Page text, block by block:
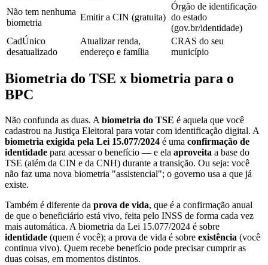
Não tem nenhuma
biometria
Emitir a CIN (gratuita)
Órgão de identificação
do estado
(gov.br/identidade)
CadÚnico
desatualizado
Atualizar renda,
endereço e família
CRAS do seu
município
Biometria do TSE x biometria para o
BPC
Não confunda as duas. A biometria do TSE é aquela que você
cadastrou na Justiça Eleitoral para votar com identificação digital. A
biometria exigida pela Lei 15.077/2024 é uma confirmação de
identidade para acessar o benefício — e ela aproveita a base do
TSE (além da CIN e da CNH) durante a transição. Ou seja: você
não faz uma nova biometria "assistencial"; o governo usa a que já
existe.
Também é diferente da prova de vida, que é a confirmação anual
de que o beneficiário está vivo, feita pelo INSS de forma cada vez
mais automática. A biometria da Lei 15.077/2024 é sobre
identidade (quem é você); a prova de vida é sobre existência (você
continua vivo). Quem recebe benefício pode precisar cumprir as
duas coisas, em momentos distintos.